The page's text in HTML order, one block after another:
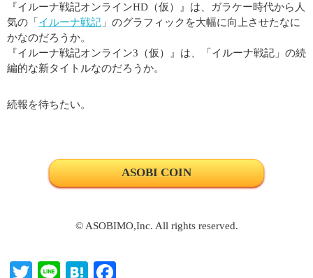
『イルーナ戦記オンラインHD（仮）』は、ガラケー時代から人
気の「 イルーナ戦記 」のグラフィックを大幅に向上させたなに
かなのだろうか。
『イルーナ戦記オンライン3（仮）』は、「イルーナ戦記」の続
編的な新タイトルなのだろうか。
続報を待ちたい。
ASOBI COIN
© ASOBIMO,Inc. All rights reserved.
T
Li
H